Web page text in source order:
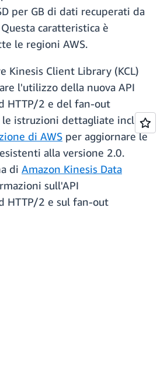
per GB di dati recuperati da
caratteristica è
le regioni AWS.
Kinesis Client Library (KCL)
l'utilizzo della nuova API
HTTP/2 e del fan-out
le istruzioni dettagliate incluse
di AWS per aggiornare le
alla versione 2.0.
di Amazon Kinesis Data
sull'API
HTTP/2 e sul fan-out